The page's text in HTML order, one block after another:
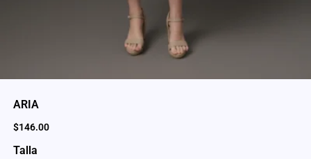
ARIA
$146.00
Talla